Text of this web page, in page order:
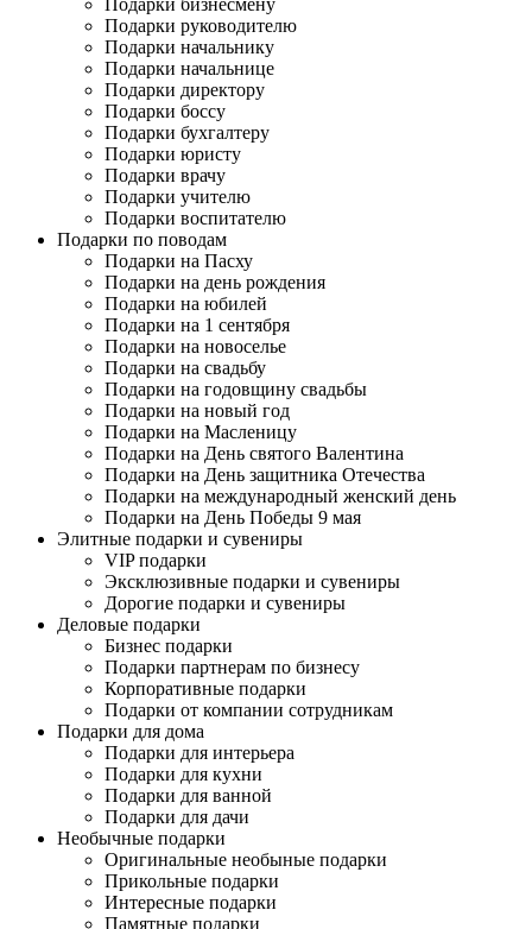
Подарки бизнесмену
Подарки руководителю
Подарки начальнику
Подарки начальнице
Подарки директору
Подарки боссу
Подарки бухгалтеру
Подарки юристу
Подарки врачу
Подарки учителю
Подарки воспитателю
Подарки по поводам
Подарки на Пасху
Подарки на день рождения
Подарки на юбилей
Подарки на 1 сентября
Подарки на новоселье
Подарки на свадьбу
Подарки на годовщину свадьбы
Подарки на новый год
Подарки на Масленицу
Подарки на День святого Валентина
Подарки на День защитника Отечества
Подарки на международный женский день
Подарки на День Победы 9 мая
Элитные подарки и сувениры
VIP подарки
Эксклюзивные подарки и сувениры
Дорогие подарки и сувениры
Деловые подарки
Бизнес подарки
Подарки партнерам по бизнесу
Корпоративные подарки
Подарки от компании сотрудникам
Подарки для дома
Подарки для интерьера
Подарки для кухни
Подарки для ванной
Подарки для дачи
Необычные подарки
Оригинальные необыные подарки
Прикольные подарки
Интересные подарки
Памятные подарки